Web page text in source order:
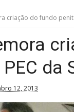
criação do fundo
da
12, 2013